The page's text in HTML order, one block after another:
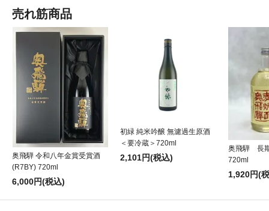
売れ筋商品
奥飛騨 令和八年金賞受賞酒
(R7BY) 720ml
6,000円(税込)
初緑 純米吟醸 無濾過生原酒
＜要冷蔵＞720ml
2,101円(税込)
奥飛騨 長
720ml
1,920円(